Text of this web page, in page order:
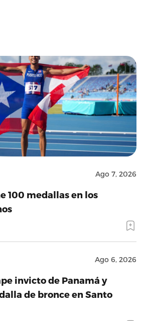
Ago 7, 2026
100 medallas en los
Ago 6, 2026
invicto de Panamá y
de bronce en Santo